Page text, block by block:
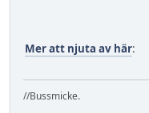
Mer att njuta av här:
//Bussmicke.